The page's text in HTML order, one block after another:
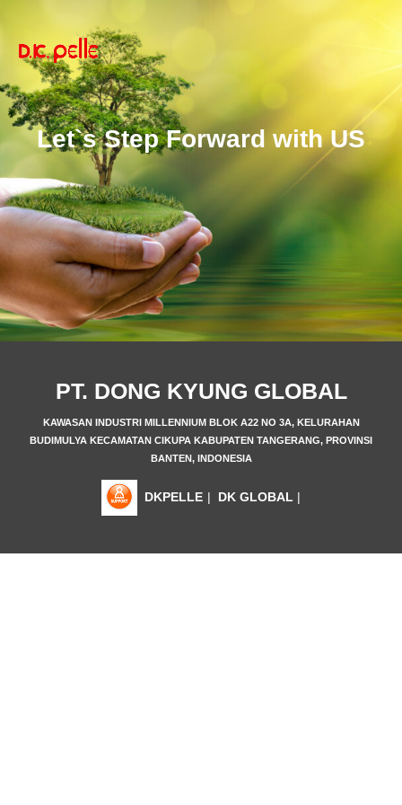
Let`s Step Forward with US
PT. DONG KYUNG GLOBAL
KAWASAN INDUSTRI MILLENNIUM BLOK A22 NO 3A, KELURAHAN
BUDIMULYA KECAMATAN CIKUPA KABUPATEN TANGERANG, PROVINSI
BANTEN, INDONESIA
DKPELLE | DK GLOBAL |